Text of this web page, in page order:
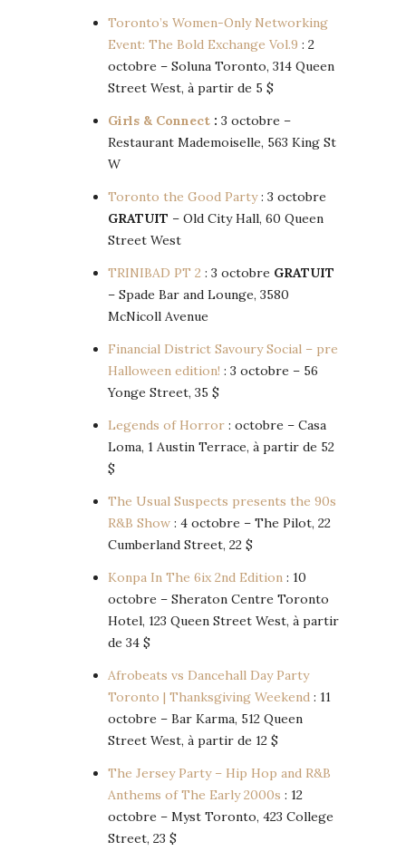
Toronto’s Women-Only Networking
Event: The Bold Exchange Vol.9 : 2
octobre – Soluna Toronto, 314 Queen
Street West, à partir de 5 $
Girls & Connect : 3 octobre –
Restaurant Mademoiselle, 563 King St
W
Toronto the Good Party: 3 octobre
GRATUIT – Old City Hall, 60 Queen
Street West
TRINIBAD PT 2 : 3 octobre GRATUIT
– Spade Bar and Lounge, 3580
McNicoll Avenue
Financial District Savoury Social – pre
Halloween edition! : 3 octobre – 56
Yonge Street, 35 $
Legends of Horror : octobre – Casa
Loma, 1 Austin Terrace, à partir de 52
$
The Usual Suspects presents the 90s
R&B Show : 4 octobre – The Pilot, 22
Cumberland Street, 22 $
Konpa In The 6ix 2nd Edition : 10
octobre – Sheraton Centre Toronto
Hotel, 123 Queen Street West, à partir
de 34 $
Afrobeats vs Dancehall Day Party
Toronto | Thanksgiving Weekend : 11
octobre – Bar Karma, 512 Queen
Street West, à partir de 12 $
The Jersey Party – Hip Hop and R&B
Anthems of The Early 2000s : 12
octobre – Myst Toronto, 423 College
Street, 23 $